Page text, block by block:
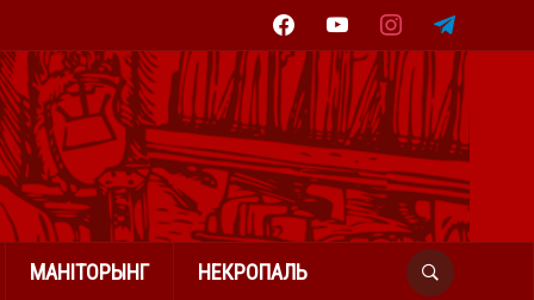
facebookyoutube instagramtelegram
МАНІТОРЫНГ НЕКРОПАЛЬ